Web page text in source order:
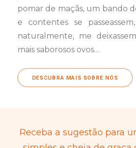
pomar de maçãs, um bando
e contentes se
naturalmente, me
mais saborosos ovos…
DESCUBRA MAIS SOBRE NÓS
Receba a sugestão para